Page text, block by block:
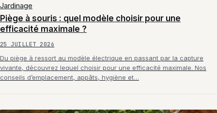
Jardinage
Piège à souris : quel modèle choisir pour une
efficacité maximale ?
25 JUILLET 2026
Du piège à ressort au modèle électrique en passant par la capture
vivante, découvrez lequel choisir pour une efficacité maximale. Nos
conseils d’emplacement, appâts, hygiène et…